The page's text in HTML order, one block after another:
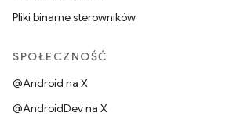
Pliki binarne sterowników
SPOŁECZNOŚĆ
@Android na X
@AndroidDev na X